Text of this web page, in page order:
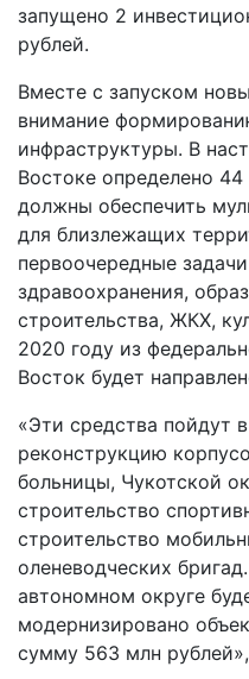
запущено 2
рублей.
Вместе с запуском
внимание
инфраструктуры. В
Востоке определено
должны обеспечить
для близлежащих
первоочередные
здравоохранения,
строительства, ЖКХ,
2020 году из
Восток будет
«Эти средства пойдут
реконструкцию
больницы, Чукотской
строительство
строительство
оленеводческих
автономном округе
модернизировано
сумму 563 млн